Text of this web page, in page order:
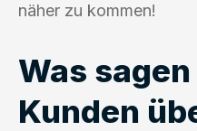
näher zu kommen!
Was
Kunden